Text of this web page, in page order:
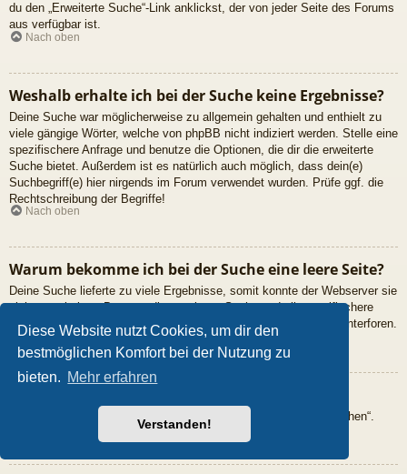
Diese Website nutzt Cookies, um dir den
bestmöglichen Komfort bei der Nutzung zu
bieten. Mehr erfahren
Verstanden!
du den „Erweiterte Suche“-Link anklickst, der von jeder Seite des Forums
aus verfügbar ist.
Nach oben
Weshalb erhalte ich bei der Suche keine Ergebnisse?
Deine Suche war möglicherweise zu allgemein gehalten und enthielt zu
viele gängige Wörter, welche von phpBB nicht indiziert werden. Stelle eine
spezifischere Anfrage und benutze die Optionen, die dir die erweiterte
Suche bietet. Außerdem ist es natürlich auch möglich, dass dein(e)
Suchbegriff(e) hier nirgends im Forum verwendet wurden. Prüfe ggf. die
Rechtschreibung der Begriffe!
Nach oben
Warum bekomme ich bei der Suche eine leere Seite?
Deine Suche lieferte zu viele Ergebnisse, somit konnte der Webserver sie
nicht verarbeiten. Benutze die erweiterte Suche und gib spezifischere
Suchbegriffe ein oder beschränke die Suche auf verschiedene Unterforen.
Nach oben
Gehe zur Mitgliederliste und klicke auf „Nach einem Mitglied suchen“.